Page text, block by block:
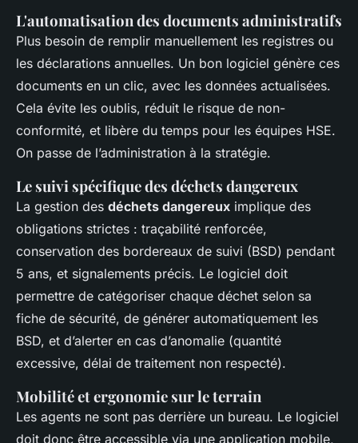
L'automatisation des documents administratifs
Plus besoin de remplir manuellement les registres ou
les déclarations annuelles. Un bon logiciel génère ces
documents en un clic, avec les données actualisées.
Cela évite les oublis, réduit le risque de non-
conformité, et libère du temps pour les équipes HSE.
On passe de l’administration à la stratégie.
Le suivi spécifique des déchets dangereux
La gestion des déchets dangereux implique des
obligations strictes : traçabilité renforcée,
conservation des bordereaux de suivi (BSD) pendant
5 ans, et signalements précis. Le logiciel doit
permettre de catégoriser chaque déchet selon sa
fiche de sécurité, de générer automatiquement les
BSD, et d’alerter en cas d’anomalie (quantité
excessive, délai de traitement non respecté).
Mobilité et ergonomie sur le terrain
Les agents ne sont pas derrière un bureau. Le logiciel
doit donc être accessible via une application mobile,